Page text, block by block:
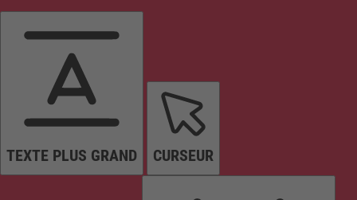
TEXTE PLUS GRAND CURSEUR